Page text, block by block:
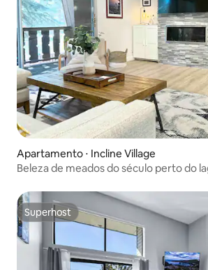
Apartamento ⋅ Incline Village
Beleza de meados do século perto do
Superhost
Superhost